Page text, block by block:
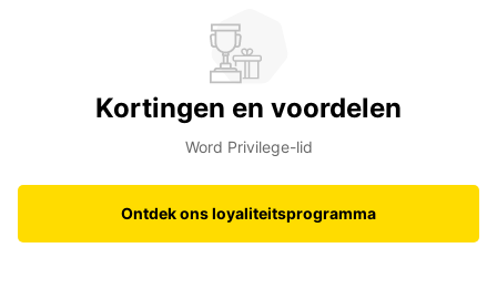
Kortingen en voordelen
Word Privilege-lid
Ontdek ons loyaliteitsprogramma